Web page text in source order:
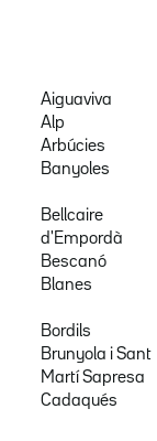
Aiguaviva
Alp
Arbúcies
Banyoles
Bellcaire
d'Empordà
Bescanó
Blanes
Bordils
Brunyola i Sant
Martí Sapresa
Cadaqués